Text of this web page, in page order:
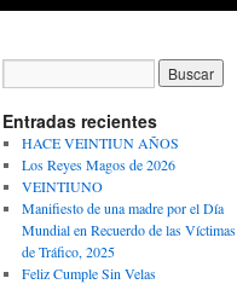
Entradas recientes
HACE VEINTIUN AÑOS
Los Reyes Magos de 2026
VEINTIUNO
Manifiesto de una madre por el Día
Mundial en Recuerdo de las Víctimas
de Tráfico, 2025
Feliz Cumple Sin Velas